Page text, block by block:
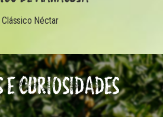
Clássico Néctar
CURIOSIDADES